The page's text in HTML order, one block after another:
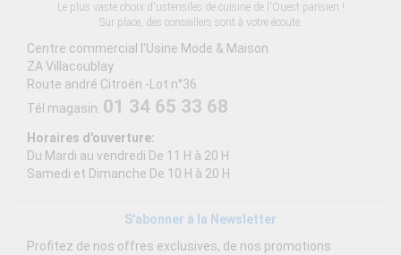
Le plus vaste choix d'ustensiles de cuisine de l'Ouest parisien !
Sur place, des conseillers sont à votre écoute.
Centre commercial l'Usine Mode & Maison
ZA Villacoublay
Route andré Citroën -Lot n°36
Tél magasin: 01 34 65 33 68
Horaires d'ouverture:
Du Mardi au vendredi De 11 H à 20 H
Samedi et Dimanche De 10 H à 20 H
S'abonner à la Newsletter
Profitez de nos offres exclusives, de nos promotions